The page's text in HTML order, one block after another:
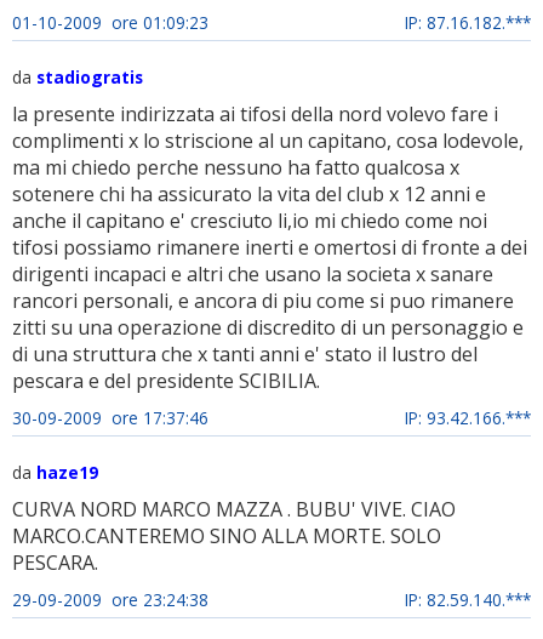
01-10-2009 ore 01:09:23 IP: 87.16.182.***
da stadiogratis
la presente indirizzata ai tifosi della nord volevo fare i
complimenti x lo striscione al un capitano, cosa lodevole,
ma mi chiedo perche nessuno ha fatto qualcosa x
sotenere chi ha assicurato la vita del club x 12 anni e
anche il capitano e' cresciuto li,io mi chiedo come noi
tifosi possiamo rimanere inerti e omertosi di fronte a dei
dirigenti incapaci e altri che usano la societa x sanare
rancori personali, e ancora di piu come si puo rimanere
zitti su una operazione di discredito di un personaggio e
di una struttura che x tanti anni e' stato il lustro del
pescara e del presidente SCIBILIA.
30-09-2009 ore 17:37:46 IP: 93.42.166.***
da haze19
CURVA NORD MARCO MAZZA . BUBU' VIVE. CIAO
MARCO.CANTEREMO SINO ALLA MORTE. SOLO
PESCARA.
29-09-2009 ore 23:24:38 IP: 82.59.140.***